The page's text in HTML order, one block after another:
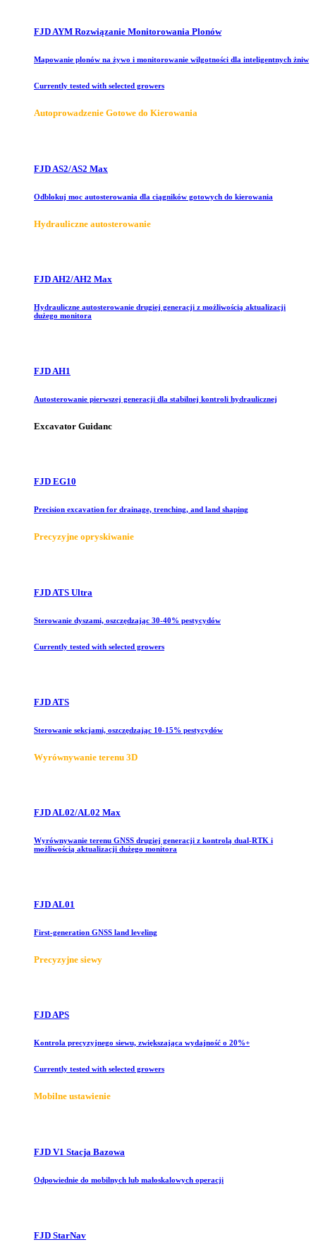
FJD AYM Rozwiązanie Monitorowania Plonów
Mapowanie plonów na żywo i monitorowanie wilgotności dla inteligentnych żniw
Currently tested with selected growers
Autoprowadzenie Gotowe do Kierowania
FJD AS2/AS2 Max
Odblokuj moc autosterowania dla ciągników gotowych do kierowania
Hydrauliczne autosterowanie
FJD AH2/AH2 Max
Hydrauliczne autosterowanie drugiej generacji z możliwością aktualizacji
dużego monitora
FJD AH1
Autosterowanie pierwszej generacji dla stabilnej kontroli hydraulicznej
Excavator Guidanc
FJD EG10
Precision excavation for drainage, trenching, and land shaping
Precyzyjne opryskiwanie
FJD ATS Ultra
Sterowanie dyszami, oszczędzając 30-40% pestycydów
Currently tested with selected growers
FJD ATS
Sterowanie sekcjami, oszczędzając 10-15% pestycydów
Wyrównywanie terenu 3D
FJD AL02/AL02 Max
Wyrównywanie terenu GNSS drugiej generacji z kontrolą dual-RTK i
możliwością aktualizacji dużego monitora
FJD AL01
First-generation GNSS land leveling
Precyzyjne siewy
FJD APS
Kontrola precyzyjnego siewu, zwiększająca wydajność o 20%+
Currently tested with selected growers
Mobilne ustawienie
FJD V1 Stacja Bazowa
Odpowiednie do mobilnych lub małoskalowych operacji
FJD StarNav